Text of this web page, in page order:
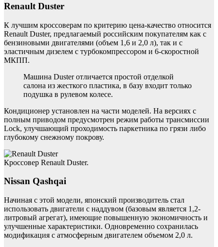
Renault Duster
К лучшим кроссоверам по критерию цена-качество относится
Renault Duster, предлагаемый российским покупателям как с
бензиновыми двигателями (объем 1,6 и 2,0 л), так и с
эластичным дизелем с турбокомпрессором и 6-скоростной
МКПП.
Машина Duster отличается простой отделкой
салона из жесткого пластика, в базу входит только
подушка в рулевом колесе.
Кондиционер установлен на части моделей. На версиях с
полным приводом предусмотрен режим работы трансмиссии
Lock, улучшающий проходимость паркетника по грязи либо
глубокому снежному покрову.
Кроссовер Renault Duster.
Nissan Qashqai
Начиная с этой модели, японский производитель стал
использовать двигатели с наддувом (базовым является 1,2-
литровый агрегат), имеющие повышенную экономичность и
улучшенные характеристики. Одновременно сохранилась
модификация с атмосферным двигателем объемом 2,0 л.